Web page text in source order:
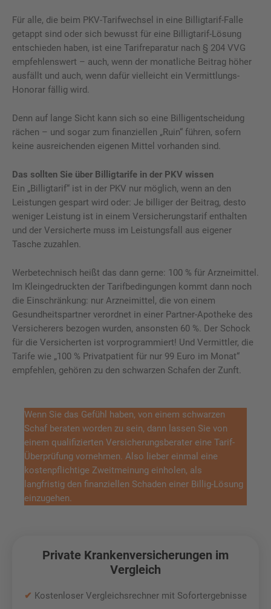
Für alle, die beim PKV-Tarifwechsel in eine Billigtarif-Falle
getappt sind oder sich bewusst für eine Billigtarif-Lösung
entschieden haben, ist eine Tarifreparatur nach § 204 VVG
empfehlenswert – auch, wenn der monatliche Beitrag höher
ausfällt und auch, wenn dafür vielleicht ein Vermittlungs-
Honorar fällig wird.
Denn auf lange Sicht kann sich so eine Billigentscheidung
rächen – und sogar zum finanziellen „Ruin“ führen, sofern
keine ausreichenden eigenen Mittel vorhanden sind.
Das sollten Sie über Billigtarife in der PKV wissen
Ein „Billigtarif“ ist in der PKV nur möglich, wenn an den
Leistungen gespart wird oder: Je billiger der Beitrag, desto
weniger Leistung ist in einem Versicherungstarif enthalten
und der Versicherte muss im Leistungsfall aus eigener
Tasche zuzahlen.
Werbetechnisch heißt das dann gerne: 100 % für Arzneimittel.
Im Kleingedruckten der Tarifbedingungen kommt dann noch
die Einschränkung: nur Arzneimittel, die von einem
Gesundheitspartner verordnet in einer Partner-Apotheke des
Versicherers bezogen wurden, ansonsten 60 %. Der Schock
für die Versicherten ist vorprogrammiert! Und Vermittler, die
Tarife wie „100 % Privatpatient für nur 99 Euro im Monat“
empfehlen, gehören zu den schwarzen Schafen der Zunft.
Wenn Sie das Gefühl haben, von einem schwarzen
Schaf beraten worden zu sein, dann lassen Sie von
einem qualifizierten Versicherungsberater eine Tarif-
Überprüfung vornehmen. Also lieber einmal eine
kostenpflichtige Zweitmeinung einholen, als
langfristig den finanziellen Schaden einer Billig-Lösung
einzugehen.
Private Krankenversicherungen im
Vergleich
✔ Kostenloser Vergleichsrechner mit Sofortergebnisse